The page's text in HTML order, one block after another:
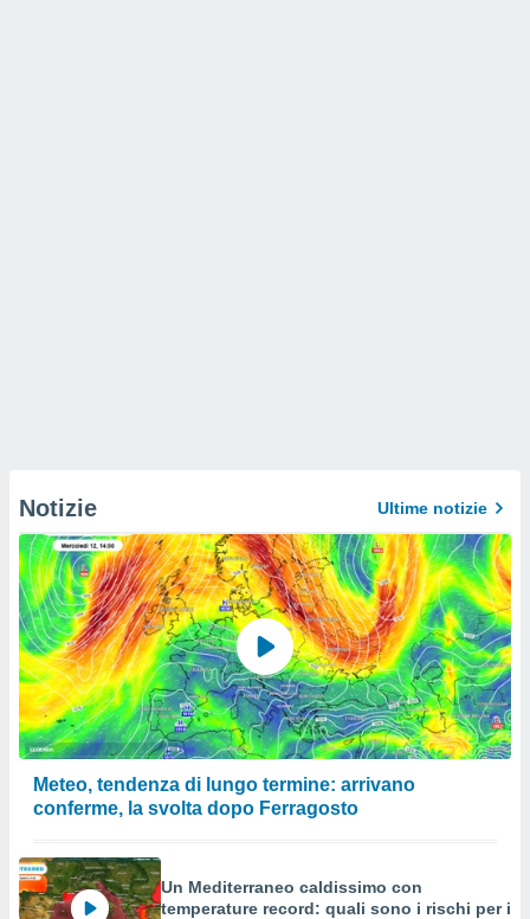
Notizie Ultime notizie
Meteo, tendenza di lungo termine: arrivano
conferme, la svolta dopo Ferragosto
Un Mediterraneo caldissimo con
temperature record: quali sono i rischi per i